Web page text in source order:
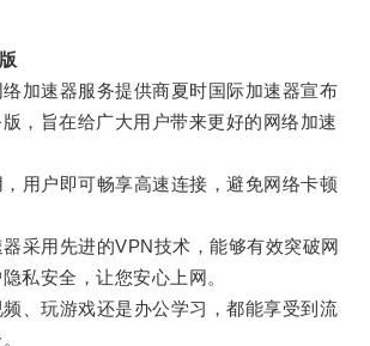
速器服务提供商夏时国际加速器宣布
，旨在给广大用户带来更好的网络加速
户即可畅享高速连接，避免网络卡顿
用先进的VPN技术，能够有效突破网
私安全，让您安心上网。
玩游戏还是办公学习，都能享受到流